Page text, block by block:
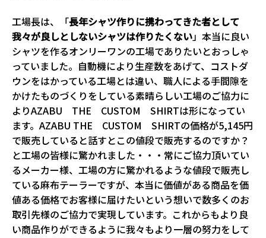
工場長は、「長年シャツ作りに携わってきた者として
我々が良しとしないシャツは作りたくない」本当に良い
シャツを作るオンリーワンの工場でありたいとおっしゃ
っていました。自動機により生産数をあげて、コストダ
ウンをはかっている工場とは違い、職人による手間隙を
かけたものづくりをしている素晴らしい工場のご協力に
よりAZABU THE CUSTOM SHIRTは形になってい
ます。AZABU THE CUSTOM SHIRTの価格が5,145円
で販売していると話すとこの値段で販売するのですか？
と工場の皆様に驚かれました・・・常にご協力頂いてい
るメーカー様、工場の方に驚かれるような値段で販売し
ている麻布テーラーですが、本当に価値がある商品を価
値ある価格でお客様に届けたいという想いで数多くのお
取引先様のご協力で実現しています。これからもより良
い商品作りができるように我々もより一層の努力をして